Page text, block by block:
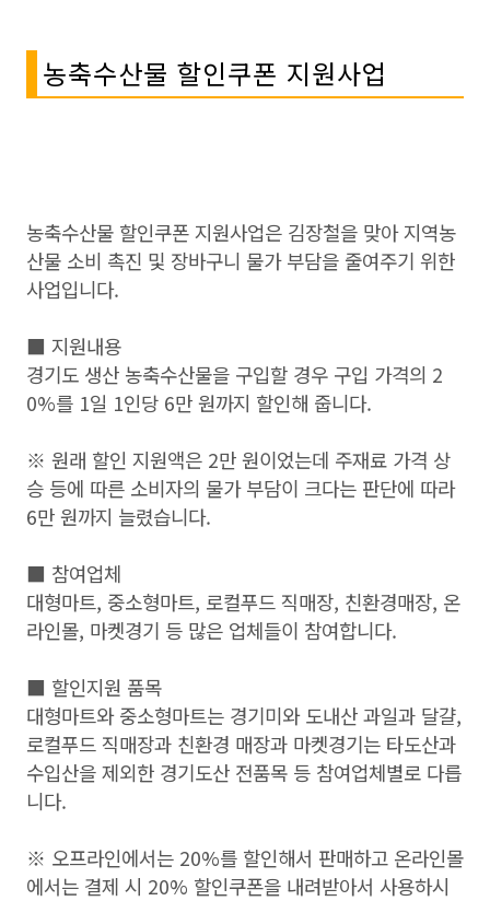
농축수산물 할인쿠폰 지원사업
농축수산물 할인쿠폰 지원사업은 김장철을 맞아 지역농
산물 소비 촉진 및 장바구니 물가 부담을 줄여주기 위한
사업입니다.
■ 지원내용
경기도 생산 농축수산물을 구입할 경우 구입 가격의 2
0%를 1일 1인당 6만 원까지 할인해 줍니다.
※ 원래 할인 지원액은 2만 원이었는데 주재료 가격 상
승 등에 따른 소비자의 물가 부담이 크다는 판단에 따라
6만 원까지 늘렸습니다.
■ 참여업체
대형마트, 중소형마트, 로컬푸드 직매장, 친환경매장, 온
라인몰, 마켓경기 등 많은 업체들이 참여합니다.
■ 할인지원 품목
대형마트와 중소형마트는 경기미와 도내산 과일과 달걀,
로컬푸드 직매장과 친환경 매장과 마켓경기는 타도산과
수입산을 제외한 경기도산 전품목 등 참여업체별로 다릅
니다.
※ 오프라인에서는 20%를 할인해서 판매하고 온라인몰
에서는 결제 시 20% 할인쿠폰을 내려받아서 사용하시